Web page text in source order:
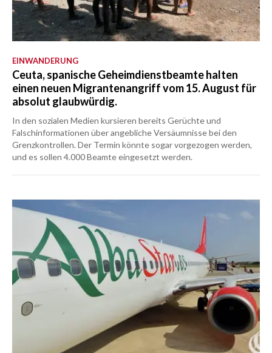
EINWANDERUNG
Ceuta, spanische Geheimdienstbeamte halten
einen neuen Migrantenangriff vom 15. August für
absolut glaubwürdig.
In den sozialen Medien kursieren bereits Gerüchte und
Falschinformationen über angebliche Versäumnisse bei den
Grenzkontrollen. Der Termin könnte sogar vorgezogen werden,
und es sollen 4.000 Beamte eingesetzt werden.